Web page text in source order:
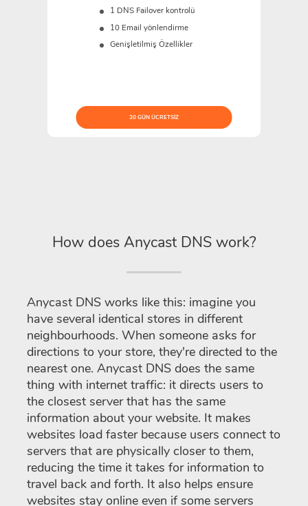
1 DNS Failover kontrolü
10 Email yönlendirme
Genişletilmiş Özellikler
30 GÜN ÜCRETSIZ
How does Anycast DNS work?
Anycast DNS works like this: imagine you
have several identical stores in different
neighbourhoods. When someone asks for
directions to your store, they're directed to the
nearest one. Anycast DNS does the same
thing with internet traffic: it directs users to
the closest server that has the same
information about your website. It makes
websites load faster because users connect to
servers that are physically closer to them,
reducing the time it takes for information to
travel back and forth. It also helps ensure
websites stay online even if some servers